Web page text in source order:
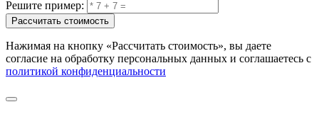
Решите пример:
Рассчитать стоимость
Нажимая на кнопку «Рассчитать стоимость», вы даете
согласие на обработку персональных данных и соглашаетесь с
политикой конфиденциальности